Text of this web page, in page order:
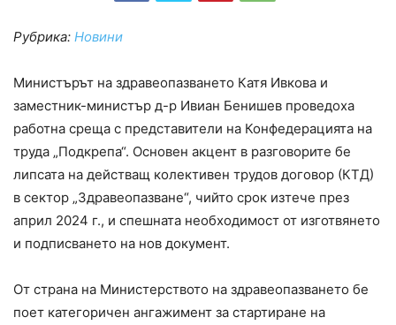
Рубрика: Новини
Министърът на здравеопазването Катя Ивкова и
заместник-министър д-р Ивиан Бенишев проведоха
работна среща с представители на Конфедерацията на
труда „Подкрепа“. Основен акцент в разговорите бе
липсата на действащ колективен трудов договор (КТД)
в сектор „Здравеопазване“, чийто срок изтече през
април 2024 г., и спешната необходимост от изготвянето
и подписването на нов документ.
От страна на Министерството на здравеопазването бе
поет категоричен ангажимент за стартиране на